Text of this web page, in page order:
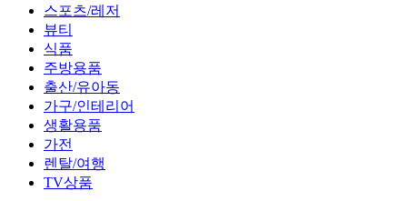
스포츠/레저
뷰티
식품
주방용품
출산/유아동
가구/인테리어
생활용품
가전
렌탈/여행
TV상품